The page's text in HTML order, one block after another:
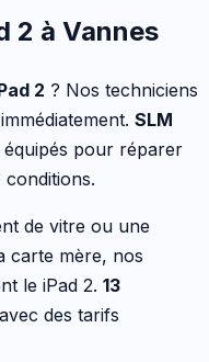
2 à Vannes
2 ? Nos techniciens
SLM
équipés pour réparer
conditions.
de vitre ou une
carte mère, nos
le iPad 2. 13
des tarifs